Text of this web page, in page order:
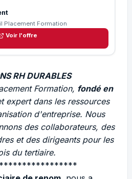
Placement Formation
Voir l'offre
RH DURABLES
Formation, fondé en
expert dans les ressources
d'entreprise. Nous
des collaborateurs, des
et des dirigeants pour les
du tertiaire.